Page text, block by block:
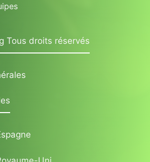
Tous droits réservés